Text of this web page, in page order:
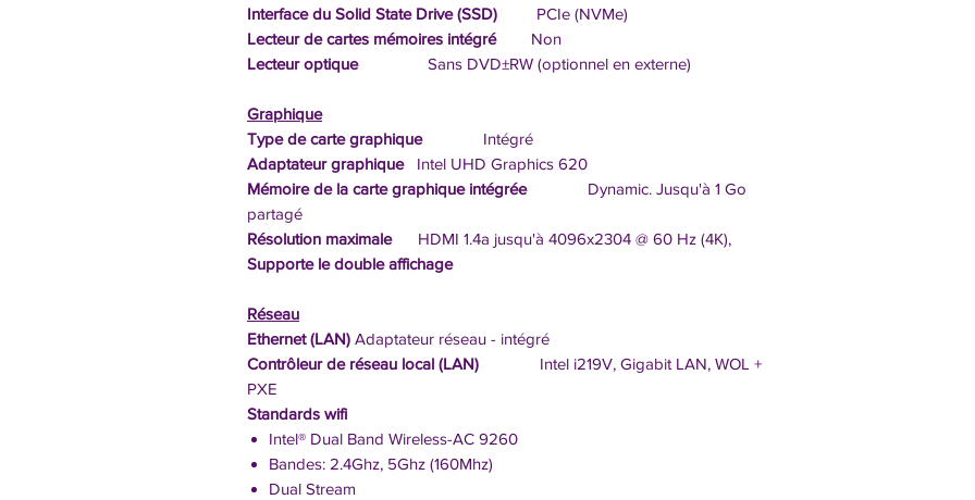
Interface du Solid State Drive (SSD)
PCIe (NVMe)
Lecteur de cartes mémoires intégré
Non
Lecteur optiqueSans DVD±RW (optionnel en externe)
Graphique
Type de carte graphique
Intégré
Adaptateur graphiqueIntel UHD Graphics 620
Mémoire de la carte graphique intégrée
Dynamic. Jusqu'à 1 Go
partagé
Résolution maximaleHDMI 1.4a jusqu'à 4096x2304 @ 60 Hz (4K),
Supporte le double affichage
Réseau
Ethernet (LAN) Adaptateur réseau - intégré
Contrôleur de réseau local (LAN)
Intel i219V, Gigabit LAN, WOL +
PXE
Standards wifi
Intel® Dual Band Wireless-AC 9260
Bandes: 2.4Ghz, 5Ghz (160Mhz)
Dual Stream